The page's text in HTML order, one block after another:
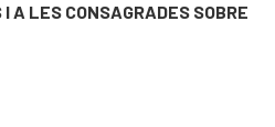
A LES CONSAGRADES SOBRE